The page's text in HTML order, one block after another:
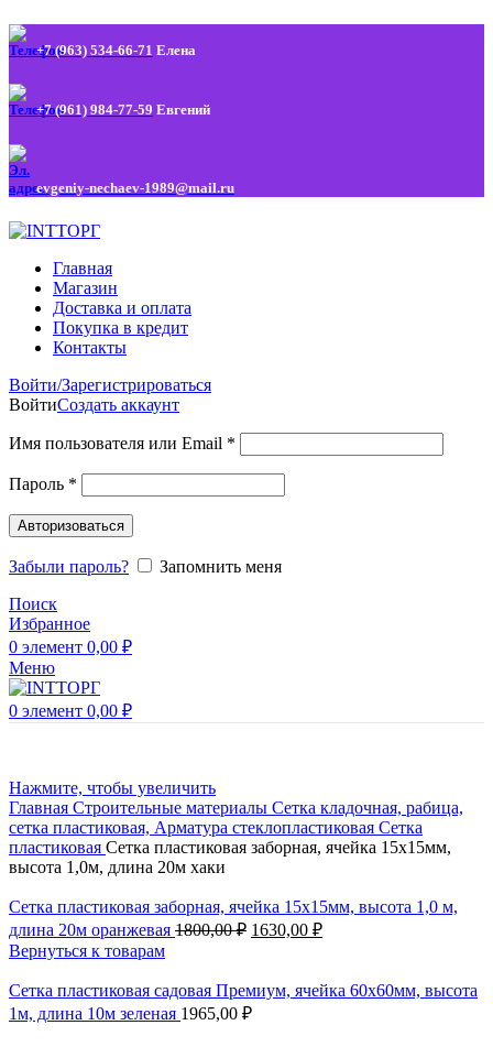
+7 (963) 534-66-71 Елена
+7 (961) 984-77-59 Евгений
evgeniy-nechaev-1989@mail.ru
Главная
Магазин
Доставка и оплата
Покупка в кредит
Контакты
Войти/Зарегистрироваться
ВойтиСоздать аккаунт
Имя пользователя или Email *
Пароль *
Авторизоваться
Забыли пароль?
Запомнить меня
Поиск
Избранное
0 элемент 0,00 ₽
Меню
0 элемент 0,00 ₽
Нажмите, чтобы увеличить
Главная Строительные материалы Сетка кладочная, рабица,
сетка пластиковая, Арматура стеклопластиковая Сетка
пластиковая Сетка пластиковая заборная, ячейка 15х15мм,
высота 1,0м, длина 20м хаки
Сетка пластиковая заборная, ячейка 15х15мм, высота 1,0 м,
длина 20м оранжевая 1800,00₽ 1630,00 ₽
Вернуться к товарам
Сетка пластиковая садовая Премиум, ячейка 60х60мм, высота
1м, длина 10м зеленая 1965,00 ₽